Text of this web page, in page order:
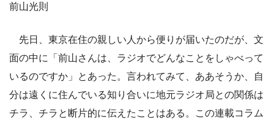
前山光則
先日、東京在住の親しい人から便りが届いたのだが、文
面の中に「前山さんは、ラジオでどんなことをしゃべって
いるのですか」とあった。言われてみて、ああそうか、自
分は遠くに住んでいる知り合いに地元ラジオ局との関係は
チラ、チラと断片的に伝えたことはある。この連載コラム